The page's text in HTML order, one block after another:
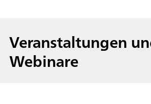
Veranstaltungen
Webinare